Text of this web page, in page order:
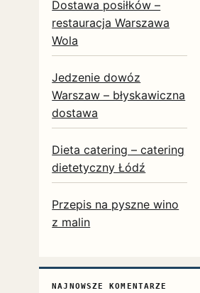
Dostawa posiłków –
restauracja Warszawa
Wola
Jedzenie dowóz
Warszaw – błyskawiczna
dostawa
Dieta catering – catering
dietetyczny Łódź
Przepis na pyszne wino
z malin
NAJNOWSZE KOMENTARZE